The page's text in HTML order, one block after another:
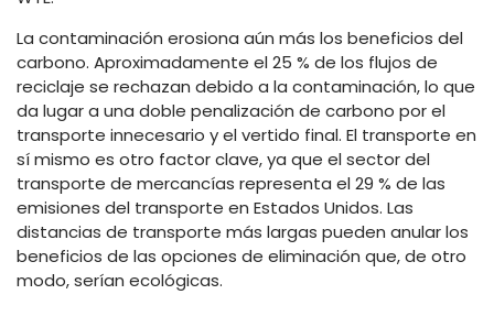
La contaminación erosiona aún más los beneficios del
carbono. Aproximadamente el 25 % de los flujos de
reciclaje se rechazan debido a la contaminación, lo que
da lugar a una doble penalización de carbono por el
transporte innecesario y el vertido final. El transporte en
sí mismo es otro factor clave, ya que el sector del
transporte de mercancías representa el 29 % de las
emisiones del transporte en Estados Unidos. Las
distancias de transporte más largas pueden anular los
beneficios de las opciones de eliminación que, de otro
modo, serían ecológicas.